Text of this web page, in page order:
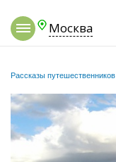
Москва
Рассказы путешественников